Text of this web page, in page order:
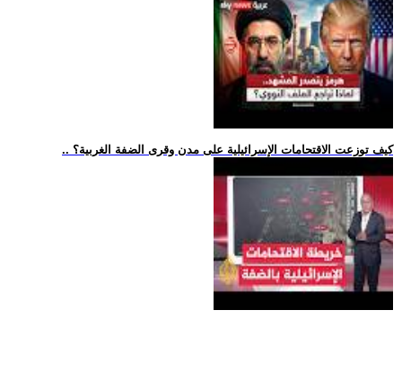
.. كيف توزعت الاقتحامات الإسرائيلية على مدن وقرى الضفة الغربية؟